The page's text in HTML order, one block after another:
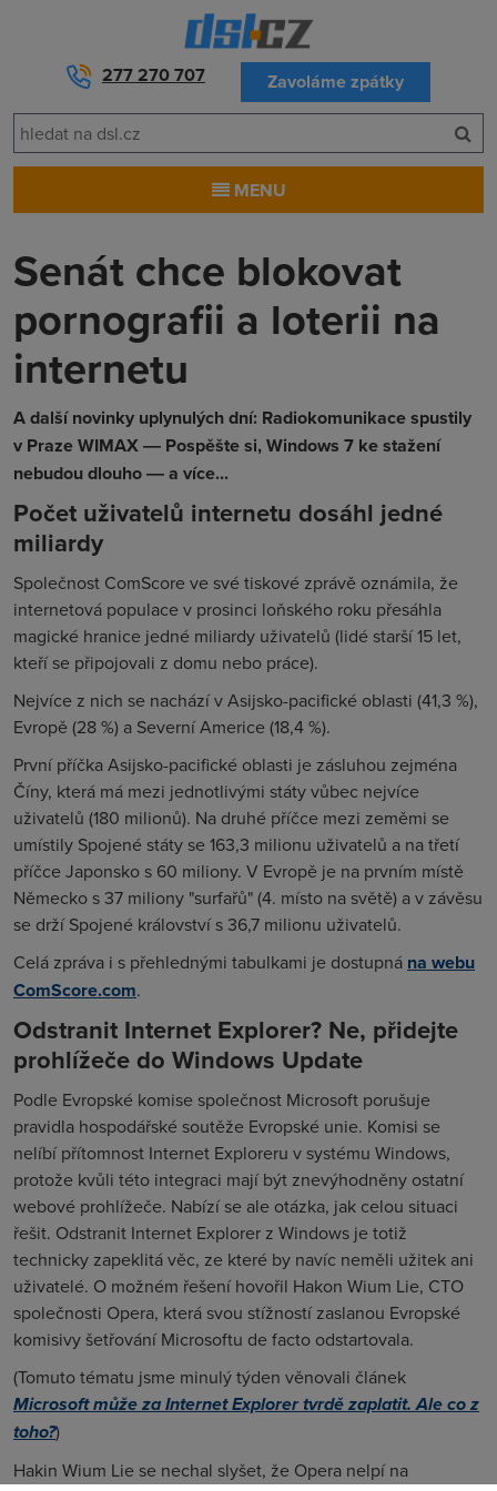
277 270 707 Zavoláme zpátky
MENU
Senát chce blokovat
pornografii a loterii na
internetu
A další novinky uplynulých dní: Radiokomunikace spustily
v Praze WIMAX ― Pospěšte si, Windows 7 ke stažení
nebudou dlouho ― a více...
Počet uživatelů internetu dosáhl jedné
miliardy
Společnost ComScore ve své tiskové zprávě oznámila, že
internetová populace v prosinci loňského roku přesáhla
magické hranice jedné miliardy uživatelů (lidé starší 15 let,
kteří se připojovali z domu nebo práce).
Nejvíce z nich se nachází v Asijsko-pacifické oblasti (41,3 %),
Evropě (28 %) a Severní Americe (18,4 %).
První příčka Asijsko-pacifické oblasti je zásluhou zejména
Číny, která má mezi jednotlivými státy vůbec nejvíce
uživatelů (180 milionů). Na druhé příčce mezi zeměmi se
umístily Spojené státy se 163,3 milionu uživatelů a na třetí
příčce Japonsko s 60 miliony. V Evropě je na prvním místě
Německo s 37 miliony "surfařů" (4. místo na světě) a v závěsu
se drží Spojené království s 36,7 milionu uživatelů.
Celá zpráva i s přehlednými tabulkami je dostupná na webu
ComScore.com.
Odstranit Internet Explorer? Ne, přidejte
prohlížeče do Windows Update
Podle Evropské komise společnost Microsoft porušuje
pravidla hospodářské soutěže Evropské unie. Komisi se
nelíbí přítomnost Internet Exploreru v systému Windows,
protože kvůli této integraci mají být znevýhodněny ostatní
webové prohlížeče. Nabízí se ale otázka, jak celou situaci
řešit. Odstranit Internet Explorer z Windows je totiž
technicky zapeklitá věc, ze které by navíc neměli užitek ani
uživatelé. O možném řešení hovořil Hakon Wium Lie, CTO
společnosti Opera, která svou stížností zaslanou Evropské
komisivy šetřování Microsoftu de facto odstartovala.
(Tomuto tématu jsme minulý týden věnovali článek
Microsoft může za Internet Explorer tvrdě zaplatit. Ale co z
toho?)
Hakin Wium Lie se nechal slyšet, že Opera nelpí na